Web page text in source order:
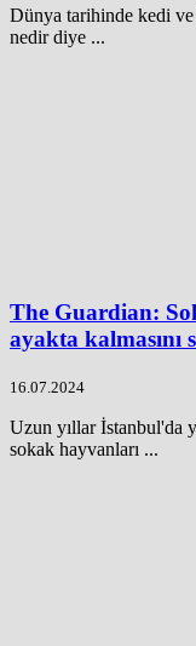
Dünya tarihinde kedi
nedir diye ...
The Guardian:
ayakta kalmasını
16.07.2024
Uzun yıllar İstanbul'da
sokak hayvanları ...